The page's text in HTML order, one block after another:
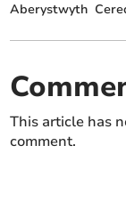
Aberystwyth
This article has
comment.